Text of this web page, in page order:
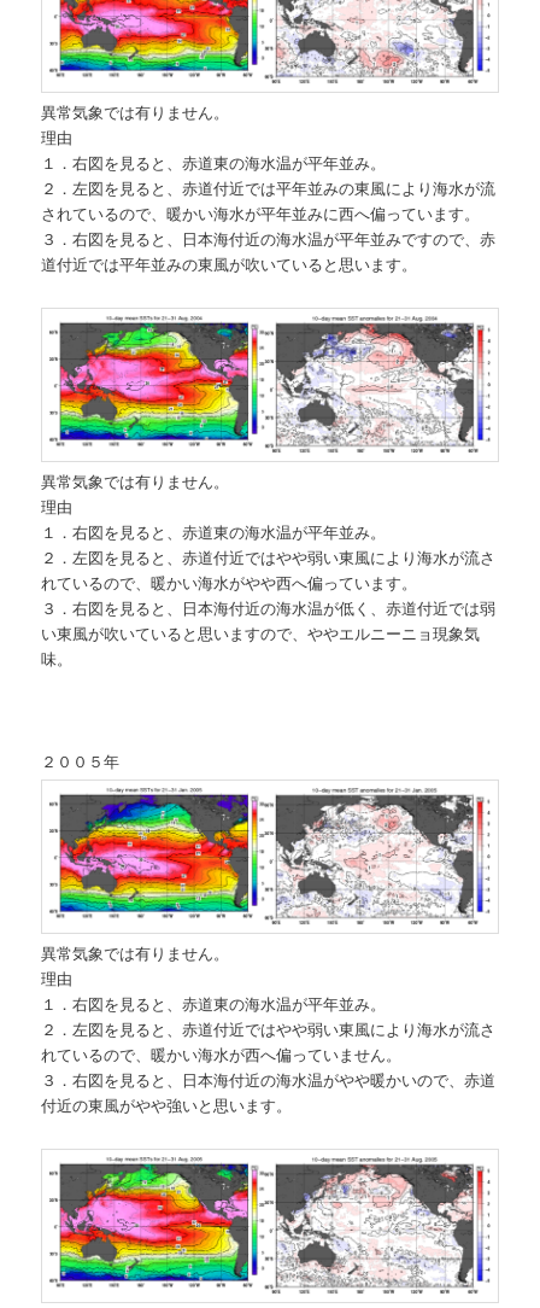
異常気象では有りません。
理由
１．右図を見ると、赤道東の海水温が平年並み。
２．左図を見ると、赤道付近では平年並みの東風により海水が流
されているので、暖かい海水が平年並みに西へ偏っています。
３．右図を見ると、日本海付近の海水温が平年並みですので、赤
道付近では平年並みの東風が吹いていると思います。
異常気象では有りません。
理由
１．右図を見ると、赤道東の海水温が平年並み。
２．左図を見ると、赤道付近ではやや弱い東風により海水が流さ
れているので、暖かい海水がやや西へ偏っています。
３．右図を見ると、日本海付近の海水温が低く、赤道付近では弱
い東風が吹いていると思いますので、ややエルニーニョ現象気
味。
２００５年
異常気象では有りません。
理由
１．右図を見ると、赤道東の海水温が平年並み。
２．左図を見ると、赤道付近ではやや弱い東風により海水が流さ
れているので、暖かい海水が西へ偏っていません。
３．右図を見ると、日本海付近の海水温がやや暖かいので、赤道
付近の東風がやや強いと思います。